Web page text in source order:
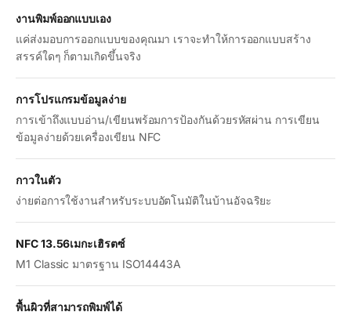
งานพิมพ์ออกแบบเอง
แค่ส่งมอบการออกแบบของคุณมา เราจะทำให้การออกแบบสร้าง
สรรค์ใดๆ ก็ตามเกิดขึ้นจริง
การโปรแกรมข้อมูลง่าย
การเข้าถึงแบบอ่าน/เขียนพร้อมการป้องกันด้วยรหัสผ่าน การเขียน
ข้อมูลง่ายด้วยเครื่องเขียน NFC
กาวในตัว
ง่ายต่อการใช้งานสำหรับระบบอัตโนมัติในบ้านอัจฉริยะ
NFC 13.56เมกะเฮิรตซ์
M1 Classic มาตรฐาน ISO14443A
พื้นผิวที่สามารถพิมพ์ได้